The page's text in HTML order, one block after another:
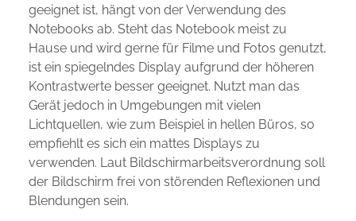
geeignet ist, hängt von der Verwendung des
Notebooks ab. Steht das Notebook meist zu
Hause und wird gerne für Filme und Fotos genutzt,
ist ein spiegelndes Display aufgrund der höheren
Kontrastwerte besser geeignet. Nutzt man das
Gerät jedoch in Umgebungen mit vielen
Lichtquellen, wie zum Beispiel in hellen Büros, so
empfiehlt es sich ein mattes Displays zu
verwenden. Laut Bildschirmarbeitsverordnung soll
der Bildschirm frei von störenden Reflexionen und
Blendungen sein.